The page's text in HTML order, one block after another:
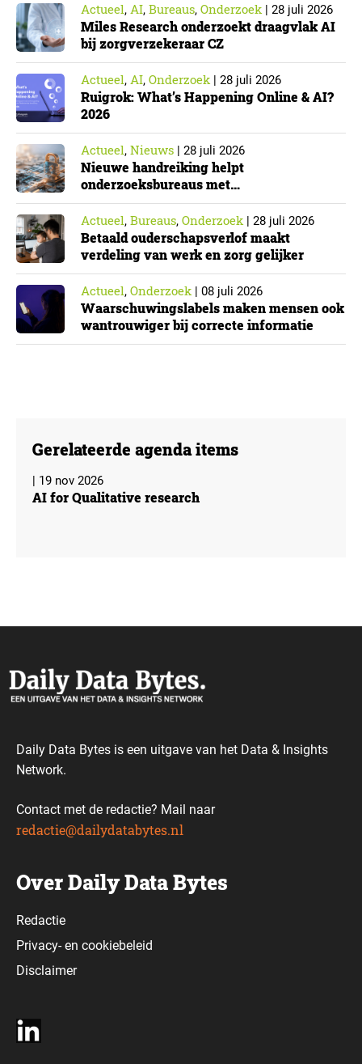
Actueel, AI, Bureaus, Onderzoek| 28 juli 2026
Miles Research onderzoekt draagvlak AI
bij zorgverzekeraar CZ
Actueel, AI, Onderzoek| 28 juli 2026
Ruigrok: What’s Happening Online & AI?
2026
Actueel, Nieuws | 28 juli 2026
Nieuwe handreiking helpt
onderzoeksbureaus met
Cyberbeveiligingswet
Actueel, Bureaus, Onderzoek| 28 juli 2026
Betaald ouderschapsverlof maakt
verdeling van werk en zorg gelijker
Actueel, Onderzoek| 08 juli 2026
Waarschuwingslabels maken mensen ook
wantrouwiger bij correcte informatie
Gerelateerde agenda items
| 19 nov 2026
AI for Qualitative research
Daily Data Bytes is een uitgave van het Data & Insights
Network.
Contact met de redactie? Mail naar
redactie@dailydatabytes.nl
Over Daily Data Bytes
Redactie
Privacy-en cookiebeleid
Disclaimer